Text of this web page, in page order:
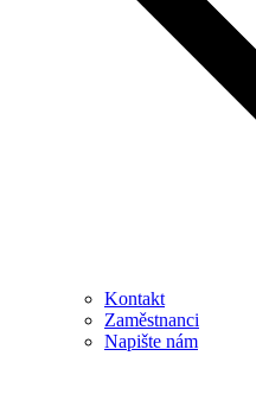
Kontakt
Zaměstnanci
Napište nám